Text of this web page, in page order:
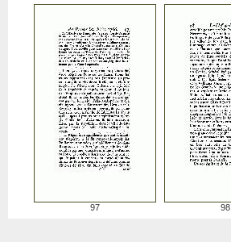
97 98